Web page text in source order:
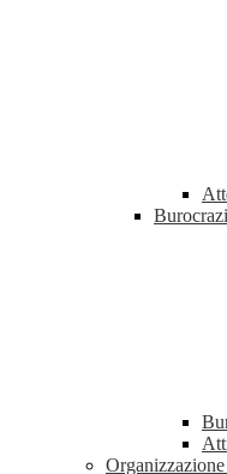
Organizzazione